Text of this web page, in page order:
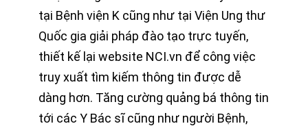
tại Bệnh viện K cũng như tại Viện Ung thư
Quốc gia giải pháp đào tạo trực tuyến,
thiết kế lại website NCI.vn để công việc
truy xuất tìm kiếm thông tin được dễ
dàng hơn. Tăng cường quảng bá thông tin
tới các Y Bác sĩ cũng như người Bệnh,